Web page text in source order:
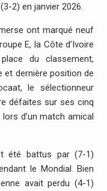
2) en janvier 2026.
ont marqué neuf
E, la Côte d’Ivoire
du classement,
et dernière position de
le sélectionneur
défaites sur ses cinq
d’un match amical
été battus par (7-1)
le Mondial. Bien
avait perdu (4-1)